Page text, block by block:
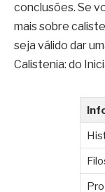
conclusões. Se
mais sobre
seja válido dar
Calistenia: do